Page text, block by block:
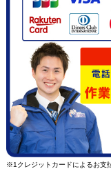
※1クレジットカードによるお支